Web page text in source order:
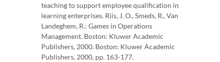
teaching to support employee qualification in
learning enterprises. Riis, J. O., Smeds, R., Van
Landeghem, R.: Games in Operations
Management. Boston: Kluwer Academic
Publishers, 2000. Boston: Kluwer Academic
Publishers, 2000, pp. 163-177.